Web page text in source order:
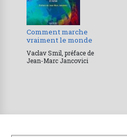
Comment marche
vraiment le monde
Vaclav Smil, préface de
Jean-Marc Jancovici